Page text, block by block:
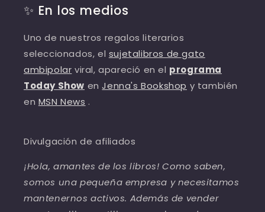
✨ En los medios
Uno de nuestros regalos literarios
seleccionados, el sujetalibros de gato
ambipolar viral, apareció en el programa
Today Show enJenna's Bookshop y también
en MSN News .
Divulgación de afiliados
¡Hola, amantes de los libros! Como saben,
somos una pequeña empresa y necesitamos
mantenernos activos. Además de vender